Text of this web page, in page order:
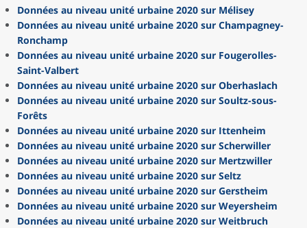
Données au niveau unité urbaine 2020 sur Mélisey
Données au niveau unité urbaine 2020 sur Champagney-
Ronchamp
Données au niveau unité urbaine 2020 sur Fougerolles-
Saint-Valbert
Données au niveau unité urbaine 2020 sur Oberhaslach
Données au niveau unité urbaine 2020 sur Soultz-sous-
Forêts
Données au niveau unité urbaine 2020 sur Ittenheim
Données au niveau unité urbaine 2020 sur Scherwiller
Données au niveau unité urbaine 2020 sur Mertzwiller
Données au niveau unité urbaine 2020 sur Seltz
Données au niveau unité urbaine 2020 sur Gerstheim
Données au niveau unité urbaine 2020 sur Weyersheim
Données au niveau unité urbaine 2020 sur Weitbruch